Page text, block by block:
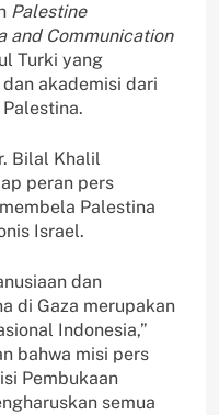
Palestine
and Communication
Turki yang
akademisi dari
Bilal Khalil
peran pers
Palestina
Israel.
dan
di Gaza merupakan
Indonesia,”
bahwa misi pers
Pembukaan
semua